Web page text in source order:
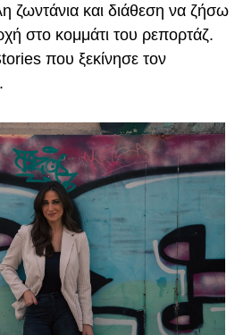
ζωντάνια και διάθεση να ζήσω
στο κομμάτι του ρεπορτάζ.
που ξεκίνησε τον